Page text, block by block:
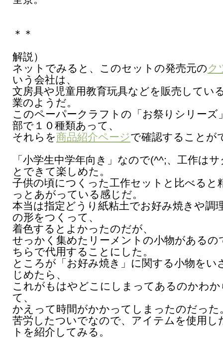
＊＊
解説）
ネットでみると、このセットの発売元のク
いう会社は、
文房具や児童用教育玩具などを販売してい
業のようだ。
このペーパークラフトの「お祭りシリーズ
部で１０種類あって、
それらを商品紹介ページで確認することが
「小学生中学年向き」なので(^^;、工作は
とできて楽しめた。
子供の頃につくった工作セットと比べると
っとあがっている感じだ。
本当は指定どうり紙粘土でお好み焼きや調
の形をつくって、
着色するとよかったのだが、
せっかく集めたリーメントの小物があるの
ちらで代用することにした。
ところが「お好み焼き」に関する小物をい
じめたら、
これがもはやどこにしまってあるのかわ
て、
かえって時間がかかってしまったのだった
苦労したついでなので、アイテムを使用し
トを紹介してみる。